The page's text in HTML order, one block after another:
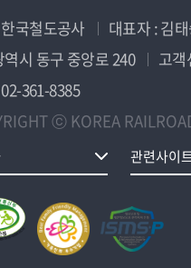
국철도공사 대표자 : 김
역시 동구 중앙로 240
고
361-8385
ⓒ KOREA
관련사이